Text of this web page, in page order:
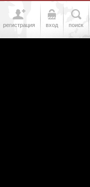
регистрация
вход поиск